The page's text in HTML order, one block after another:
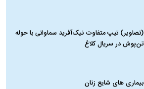
(تصاویر) تیپ متفاوت نیک‌آفرید سماواتی با حوله
تن‌پوش در سریال کلاغ
بیماری‌ های شایع زنان